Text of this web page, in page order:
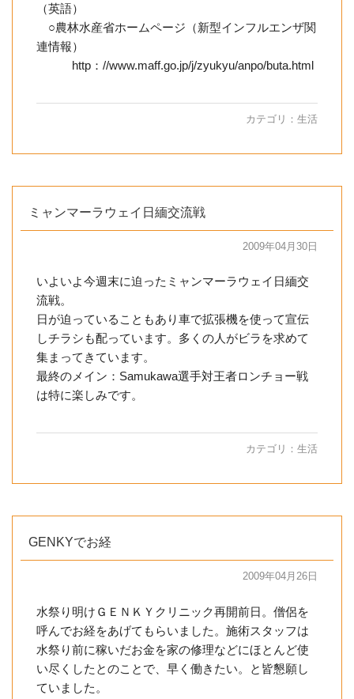
（英語）
○農林水産省ホームページ（新型インフルエンザ関
連情報）
http：//www.maff.go.jp/j/zyukyu/anpo/buta.html
カテゴリ： 生活
ミャンマーラウェイ日緬交流戦
2009年04月30日
いよいよ今週末に迫ったミャンマーラウェイ日緬交
流戦。
日が迫っていることもあり車で拡張機を使って宣伝
しチラシも配っています。多くの人がビラを求めて
集まってきています。
最終のメイン：Samukawa選手対王者ロンチョー戦
は特に楽しみです。
カテゴリ： 生活
GENKYでお経
2009年04月26日
水祭り明けＧＥＮＫＹクリニック再開前日。僧侶を
呼んでお経をあげてもらいました。施術スタッフは
水祭り前に稼いだお金を家の修理などにほとんど使
い尽くしたとのことで、早く働きたい。と皆懇願し
ていました。